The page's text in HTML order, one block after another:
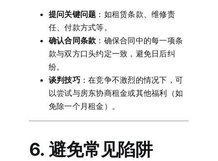
提问关键问题 ：如租赁条款、维修责
任、付款方式等。
确认合同条款 ：确保合同中的每一项条
款与双方口头约定一致，避免日后纠
纷。
谈判技巧：在竞争不激烈的情况下，可
以尝试与房东协商租金或其他福利（如
免除一个月租金）。
6. 避免常见陷阱